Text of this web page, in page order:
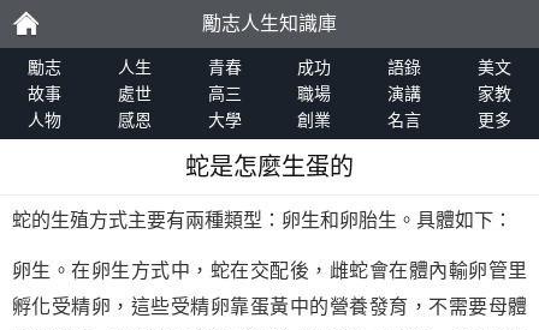
勵
志
勵志人生知識庫
勵志 人生 青春 成功 語錄
美文
故事
處世 高三 職場 演講
家教
人物
感恩 大學 創業 名言 更多
蛇是怎麼生蛋的
蛇的生殖方式主要有兩種類型：卵生和卵胎生。具體如下：
卵生。在卵生方式中，蛇在交配後，雌蛇會在體內輸卵管里
孵化受精卵，這些受精卵靠蛋黃中的營養發育，不需要母體